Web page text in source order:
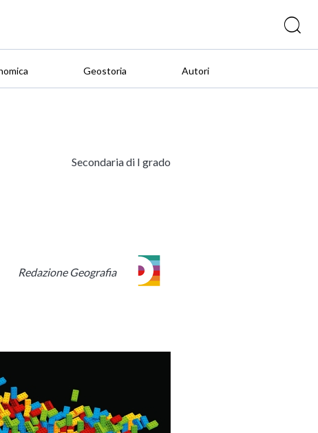
Geostoria Autori
Secondaria di I grado
Redazione Geografia